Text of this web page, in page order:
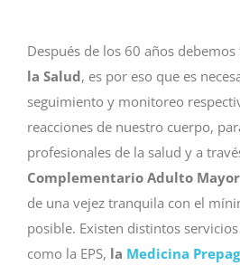
Después de los 60 años
la Salud, es por eso que es
seguimiento y monitoreo
reacciones de nuestro cuerpo,
profesionales de la salud y a
Complementario Adulto
de una vejez tranquila con el
posible. Existen distintos
como la EPS, la Medicina